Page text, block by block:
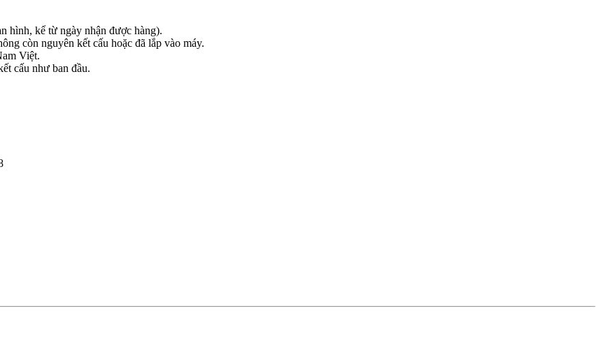
hình, kể từ ngày nhận được hàng).
còn nguyên kết cấu hoặc đã lắp vào máy.
Việt.
cấu như ban đầu.